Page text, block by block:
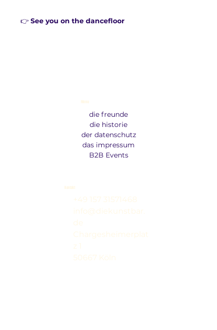
👉 See you on the dancefloor
Menu
die freunde
die historie
der datenschutz
das impressum
B2B Events
Kontakt
+49 157 31571468
info@diekunstbar.
de
Chargesheimerplat
z 1
50667 Köln